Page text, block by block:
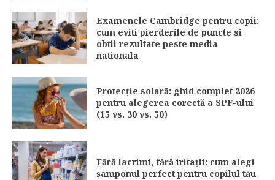
Examenele Cambridge pentru copii:
cum eviti pierderile de puncte si
obtii rezultate peste media
nationala
Protecție solară: ghid complet 2026
pentru alegerea corectă a SPF-ului
(15 vs. 30 vs. 50)
Fără lacrimi, fără iritații: cum alegi
șamponul perfect pentru copilul tău